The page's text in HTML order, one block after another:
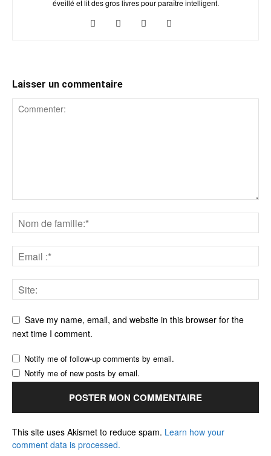
éveillé et lit des gros livres pour paraître intelligent.
Laisser un commentaire
Save my name, email, and website in this browser for the
next time I comment.
Notify me of follow-up comments by email.
Notify me of new posts by email.
This site uses Akismet to reduce spam. Learn how your
comment data is processed.